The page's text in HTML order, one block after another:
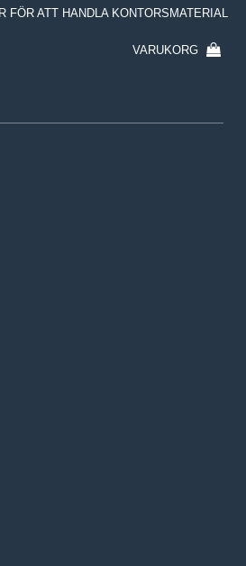
FÖR ATT HANDLA KONTORSMATERIAL
VARUKORG